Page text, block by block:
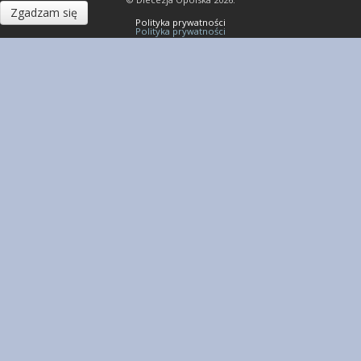
Polityka prywatności
Zgadzam się
Polityka prywatności